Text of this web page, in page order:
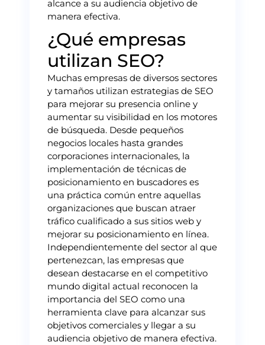
alcance a su audiencia objetivo de
manera efectiva.
¿Qué empresas
utilizan SEO?
Muchas empresas de diversos sectores
y tamaños utilizan estrategias de SEO
para mejorar su presencia online y
aumentar su visibilidad en los motores
de búsqueda. Desde pequeños
negocios locales hasta grandes
corporaciones internacionales, la
implementación de técnicas de
posicionamiento en buscadores es
una práctica común entre aquellas
organizaciones que buscan atraer
tráfico cualificado a sus sitios web y
mejorar su posicionamiento en línea.
Independientemente del sector al que
pertenezcan, las empresas que
desean destacarse en el competitivo
mundo digital actual reconocen la
importancia del SEO como una
herramienta clave para alcanzar sus
objetivos comerciales y llegar a su
audiencia objetivo de manera efectiva.